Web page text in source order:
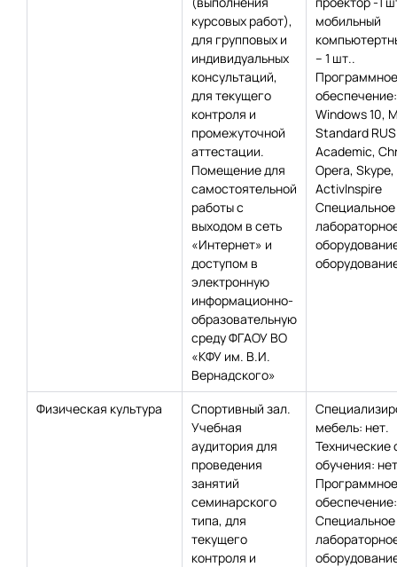
курсовых работ),
для групповых и
индивидуальных
консультаций,
для текущего
контроля и
промежуточной
аттестации.
Помещение для
самостоятельной
работы с
выходом в сеть
«Интернет» и
доступом в
электронную
информационно-
образовательную
среду ФГАОУ ВО
«КФУ им. В.И.
Вернадского»
мобильный
– 1 шт..
Программное
обеспечение:
Windows 10,
Standard RUS
Academic,
Opera, Skype,
Activlnspire
Специальное
Физическая культура
Спортивный зал.
Учебная
аудитория для
проведения
занятий
семинарского
типа, для
текущего
контроля и
мебель: нет.
Технические
обучения:
Программное
Специальное